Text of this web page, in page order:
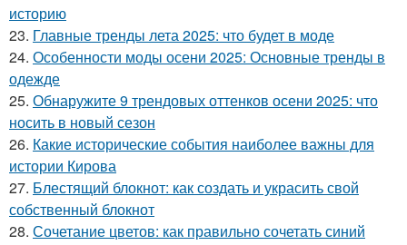
историю
23. Главные тренды лета 2025: что будет в моде
24. Особенности моды осени 2025: Основные тренды в
одежде
25. Обнаружите 9 трендовых оттенков осени 2025: что
носить в новый сезон
26. Какие исторические события наиболее важны для
истории Кирова
27. Блестящий блокнот: как создать и украсить свой
собственный блокнот
28. Сочетание цветов: как правильно сочетать синий